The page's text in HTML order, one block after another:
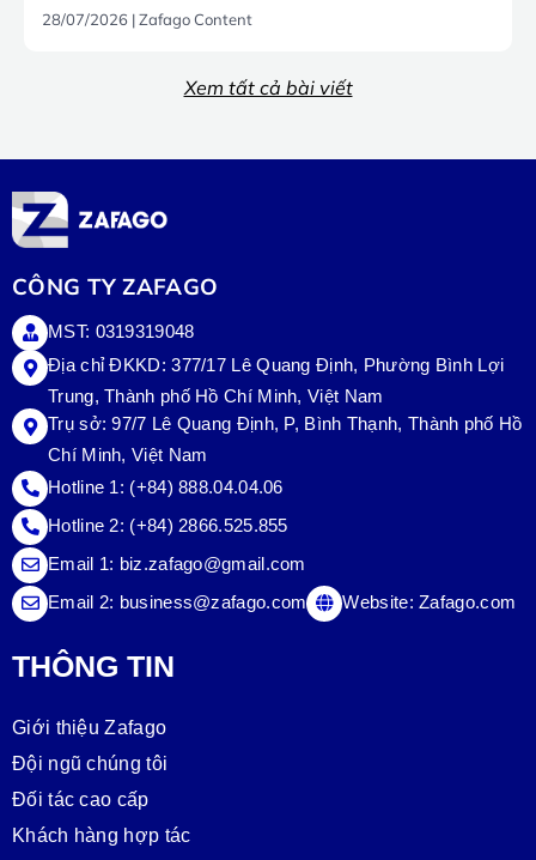
28/07/2026 |Zafago Content
Xem tất cả bài viết
CÔNG TY ZAFAGO
MST: 0319319048
Địa chỉ ĐKKD: 377/17 Lê Quang Định, Phường Bình Lợi
Trung, Thành phố Hồ Chí Minh, Việt Nam
Trụ sở:97/7 Lê Quang Định, P, Bình Thạnh, Thành phố Hồ
Chí Minh, Việt Nam
Hotline 1: (+84) 888.04.04.06
Hotline 2: (+84) 2866.525.855
Email 1: biz.zafago@gmail.com
Email 2: business@zafago.com Website:Zafago.com
THÔNG TIN
Giới thiệu Zafago
Đội ngũ chúng tôi
Đối tác cao cấp
Khách hàng hợp tác